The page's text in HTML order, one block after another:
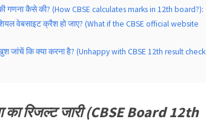
गणना कैसे की? (How CBSE calculates marks in 12th board?):
वेबसाइट क्रैश हो जाए? (What if the CBSE official website
जांचें कि क्या करना है? (Unhappy with CBSE 12th result check
का रिजल्ट जारी (CBSE Board 12th